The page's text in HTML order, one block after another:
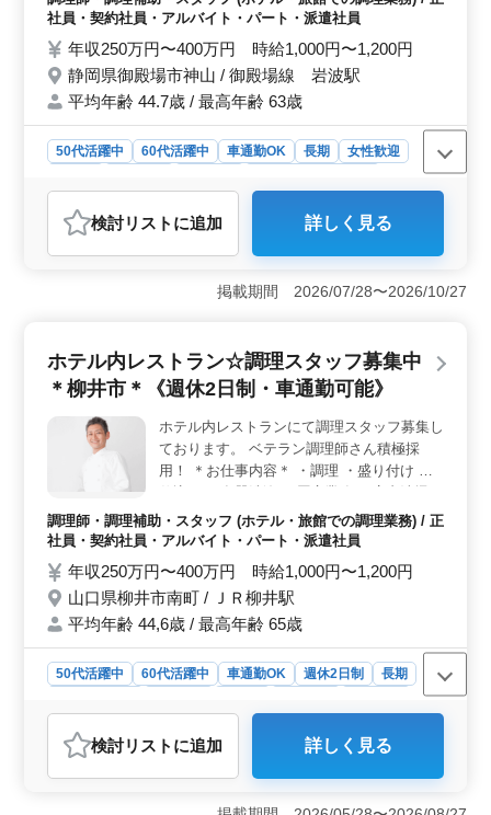
で培ってきた経験を若手に教えていきません
お気軽にお問い合わせください☆
社員・契約社員・アルバイト・パート・派遣社員
年収250万円〜400万円 時給1,000円〜1,200円
静岡県御殿場市神山 / 御殿場線 岩波駅
平均年齢 44.7歳 / 最高年齢 63歳
50代活躍中 60代活躍中 車通勤OK 長期
女性歓迎
おすすめポイント
＜通勤の利便性＞ マイカー通勤が可能なため、御殿場
市内外からのアクセスが良好です。地元の方はもちろ
ん、それ以外の方もストレスフリーで通勤できま
談も可能です。ライフスタイルに合わせた働き方が選べ
ます。また、社会保険完備で安心して長期勤務が可能で
績があり、ベテランシニアの方が経験を活かせる環境が
整っています。ブランクがある方でも応募可能で、年齢
を問わず活躍できる職場です。
検討リスト に追加 詳しく見る
掲載期間 2026/07/28〜2026/10/27
ホテル内レストラン☆調理スタッフ募集中
＊柳井市＊《週休2日制・車通勤可能》
ホテル内レストランにて調理スタッフ募集し
ております。 ベテラン調理師さん積極採
用！ ＊お仕事内容＊ ・調理 ・盛り付け ・
仕込み ・食器洗浄 ・厨房業務 ・店内清掃
・調理補助 ＊備考＊ ・週休2日制 ・社会保
険完備 ・勤務時間応相談 ・50代、60代の採
もご応募お待ちしております！ まずはお気
軽にお問い合わせください。
調理師・調理補助・スタッフ (ホテル・旅館での調理業務) / 正
社員・契約社員・アルバイト・パート・派遣社員
年収250万円〜400万円 時給1,000円〜1,200円
山口県柳井市南町 / ＪＲ柳井駅
平均年齢 44,6歳 / 最高年齢 65歳
50代活躍中 60代活躍中 車通勤OK 週休2日制
長期
調理師・調理補助・スタッフ
おすすめポイント
＜ワークライフバランス＞ 週休2日制を採用しているこ
のホテル内レストランの求人は、プライベートと仕事の
検討リスト に追加 詳しく見る